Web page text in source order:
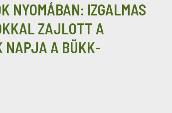
NYOMÁBAN: IZGALMAS
ZAJLOTT A
NAPJA A BÜKK-